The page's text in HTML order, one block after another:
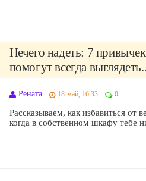
Нечего надеть: 7
помогут всегда выглядеть..
Рената 18-май, 16:33 0
Рассказываем, как избавиться от
когда в собственном шкафу тебе